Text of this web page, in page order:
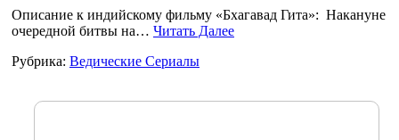
Описание к индийскому фильму «Бхагавад Гита»: Накануне
очередной битвы на… Читать Далее
Рубрика: Ведические Сериалы